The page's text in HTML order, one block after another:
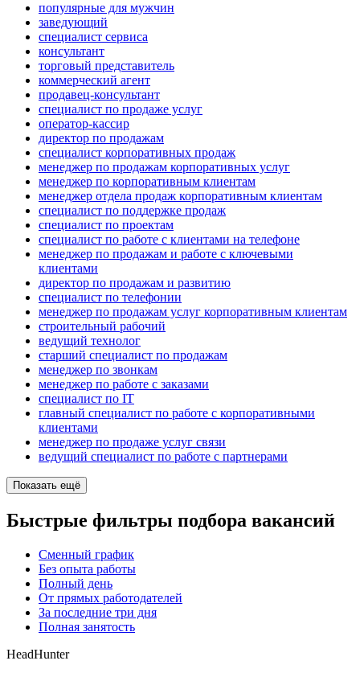
популярные для мужчин
заведующий
специалист сервиса
консультант
торговый представитель
коммерческий агент
продавец-консультант
специалист по продаже услуг
оператор-кассир
директор по продажам
специалист корпоративных продаж
менеджер по продажам корпоративных услуг
менеджер по корпоративным клиентам
менеджер отдела продаж корпоративным клиентам
специалист по поддержке продаж
специалист по проектам
специалист по работе с клиентами на телефоне
менеджер по продажам и работе с ключевыми
клиентами
директор по продажам и развитию
специалист по телефонии
менеджер по продажам услуг корпоративным клиентам
строительный рабочий
ведущий технолог
старший специалист по продажам
менеджер по звонкам
менеджер по работе с заказами
специалист по IT
главный специалист по работе с корпоративными
клиентами
менеджер по продаже услуг связи
ведущий специалист по работе с партнерами
Показать ещё
Быстрые фильтры подбора вакансий
Сменный график
Без опыта работы
Полный день
От прямых работодателей
За последние три дня
Полная занятость
HeadHunter